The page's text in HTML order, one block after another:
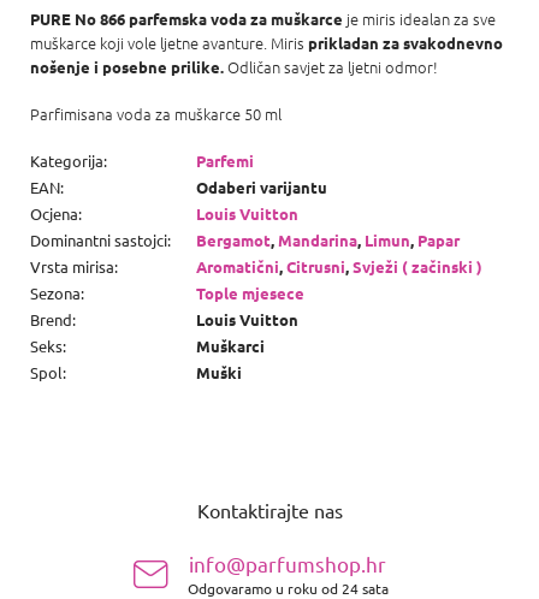
PURE No 866 parfemska voda za muškarce je miris idealan za sve
muškarce koji vole ljetne avanture. Miris prikladan za svakodnevno
nošenje i posebne prilike.Odličan savjet za ljetni odmor!
Parfimisana voda za muškarce 50 ml
Kategorija:
Parfemi
EAN:
Odaberi varijantu
Ocjena:
Louis Vuitton
Dominantni sastojci: Bergamot,Mandarina, Limun, Papar
Vrsta mirisa: Aromatični,Citrusni,Svježi ( začinski )
Sezona:
Tople mjesece
Brend:
Louis Vuitton
Seks:
Muškarci
Spol: Muški
Kontaktirajte nas
info@parfumshop.hr
Odgovaramo u roku od 24 sata